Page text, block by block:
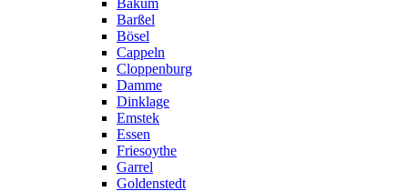
Bakum
Barßel
Bösel
Cappeln
Cloppenburg
Damme
Dinklage
Emstek
Essen
Friesoythe
Garrel
Goldenstedt